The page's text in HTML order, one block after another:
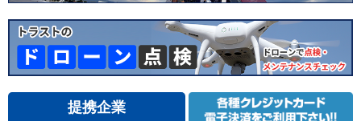
提携企業